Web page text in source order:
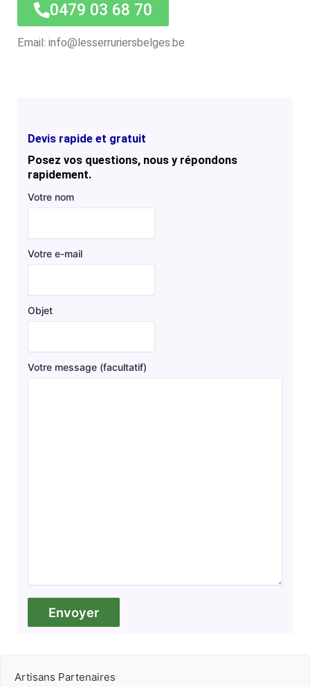
0479 03 68 70
Email: info@lesserruriersbelges.be
Devis rapide et gratuit
Posez vos questions, nous y répondons
rapidement.
Votre nom
Votre e-mail
Objet
Votre message (facultatif)
Artisans Partenaires